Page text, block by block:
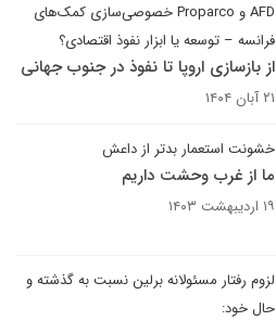
AFD و Proparco خصوصی‌سازی کمک‌های
فرانسه – توسعه یا ابزار نفوذ اقتصادی؟
از بازسازی اروپا تا نفوذ در جنوب جهانی
۲۱ آبان ۱۴۰۴
خشونت استعمار بدتر از داعش
ما از غرب وحشت داریم
۱۹ اردیبهشت ۱۴۰۳
لزوم رفتار مسئولانه برلین نسبت به گذشته و
حال خود:‌